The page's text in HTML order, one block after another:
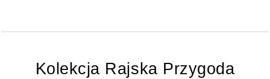
Kolekcja Rajska Przygoda